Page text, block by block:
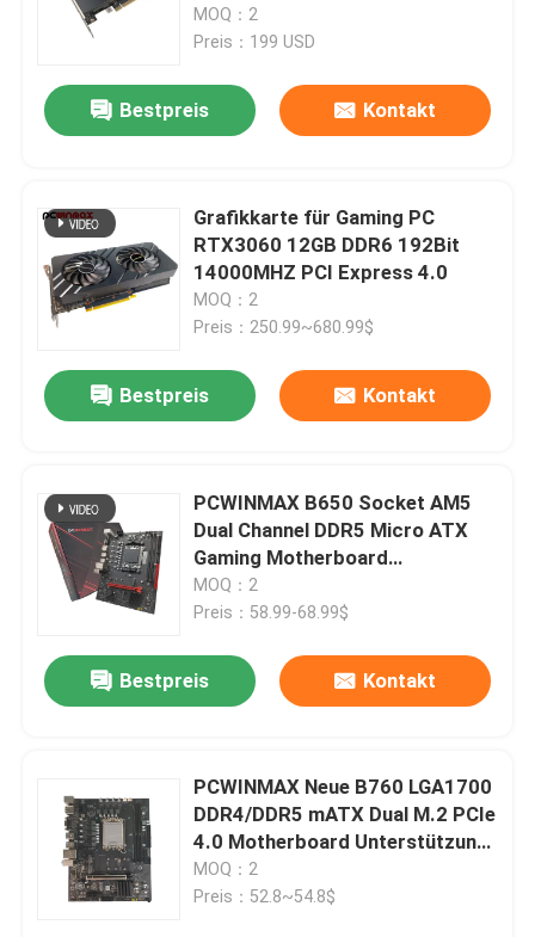
Produkte
Ausgabe Grafikkarte für PC
MOQ：2
Preis：199 USD
Bestpreis Kontakt
Grafikkarte für Gaming PC
RTX3060 12GB DDR6 192Bit
14000MHZ PCI Express 4.0
MOQ：2
Preis：250.99~680.99$
Bestpreis Kontakt
PCWINMAX B650 Socket AM5
Dual Channel DDR5 Micro ATX
Gaming Motherboard
Unterstützung von R7 R8 R9
Prozessoren
MOQ：2
Preis：58.99-68.99$
Bestpreis Kontakt
PCWINMAX Neue B760 LGA1700
DDR4/DDR5 mATX Dual M.2 PCIe
4.0 Motherboard Unterstützung
12. 13. 14. i3 i5 i7
MOQ：2
Preis：52.8~54.8$